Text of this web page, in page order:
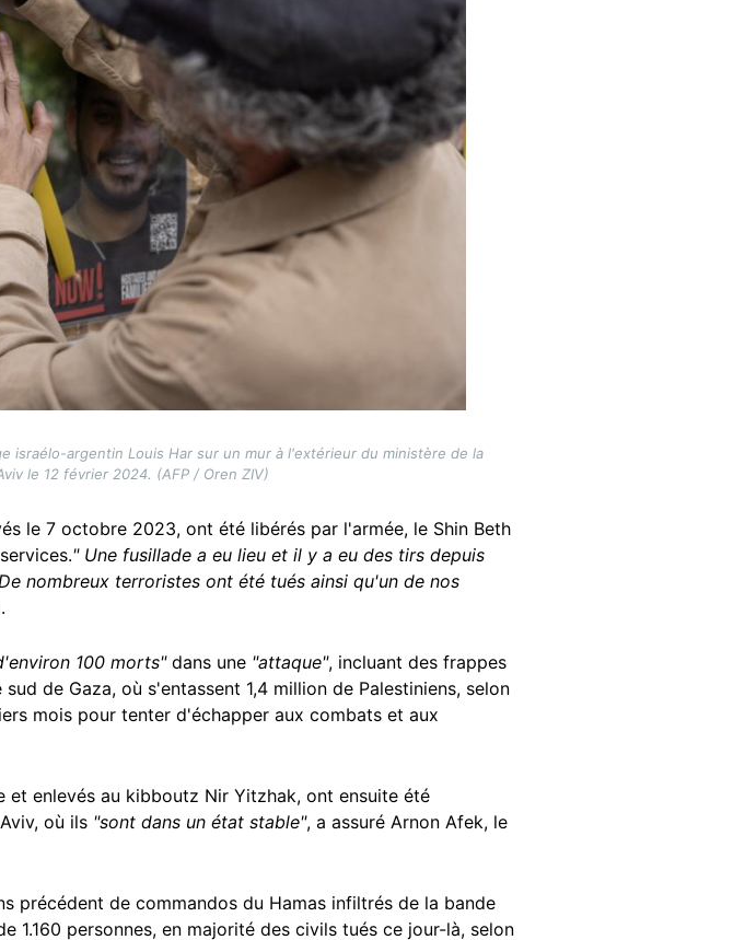
israélo-argentin Louis Har sur un mur à l'extérieur du ministère de la
le 12 février 2024. (AFP / Oren ZIV)
le 7 octobre 2023, ont été libérés par l'armée, le Shin Beth
" Une fusillade a eu lieu et il y a eu des tirs depuis
nombreux terroristes ont été tués ainsi qu'un de nos
100 morts"dans une "attaque", incluant des frappes
de Gaza, où s'entassent 1,4 million de Palestiniens, selon
mois pour tenter d'échapper aux combats et aux
et enlevés au kibboutz Nir Yitzhak, ont ensuite été
où ils "sont dans un état stable", a assuré Arnon Afek, le
précédent de commandos du Hamas infiltrés de la bande
1.160 personnes, en majorité des civils tués ce jour-là, selon